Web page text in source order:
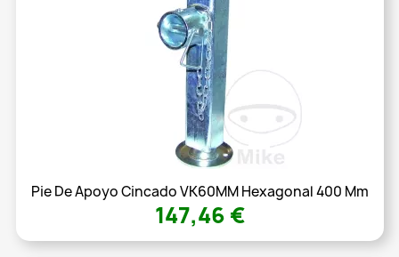
Pie De Apoyo Cincado VK60MM Hexagonal 400 Mm
147,46 €